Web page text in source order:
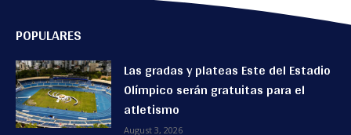
POPULARES
Las gradas y plateas Este del Estadio
Olímpico serán gratuitas para el
atletismo
August 3, 2026